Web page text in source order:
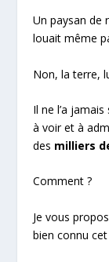
Un paysan de
louait même
Non, la terre,
Il ne l’a
à voir et à
des milliers
Comment ?
Je vous
bien connu